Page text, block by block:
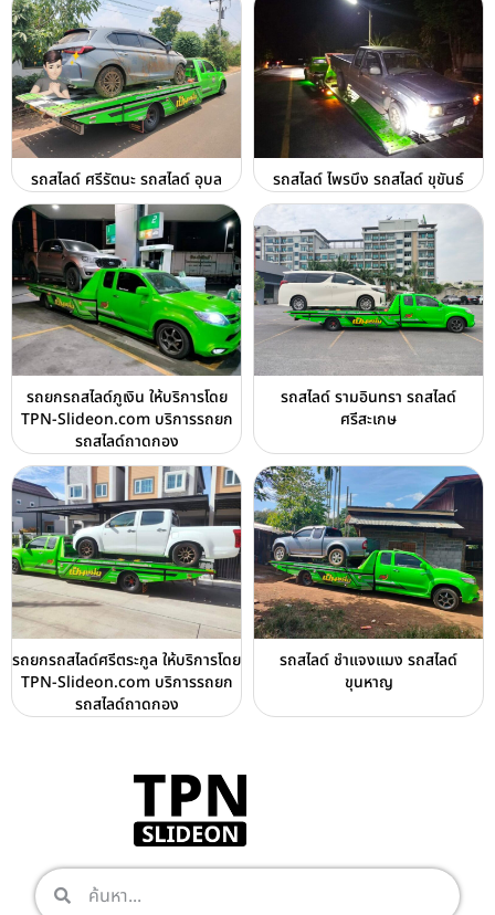
รถสไลด์ ศรีรัตนะ รถสไลด์ อุบล รถสไลด์ ไพรบึง รถสไลด์ ขุขันธ์
รถยกรถสไลด์ภูเงิน ให้บริการโดย
TPN-Slideon.com บริการรถยก
รถสไลด์ถาดกอง
รถสไลด์ รามอินทรา รถสไลด์
ศรีสะเกษ
รถยกรถสไลด์ศรีตระกูล ให้บริการโดย
TPN-Slideon.com บริการรถยก
รถสไลด์ถาดกอง
รถสไลด์ ชำแจงแมง รถสไลด์
ขุนหาญ